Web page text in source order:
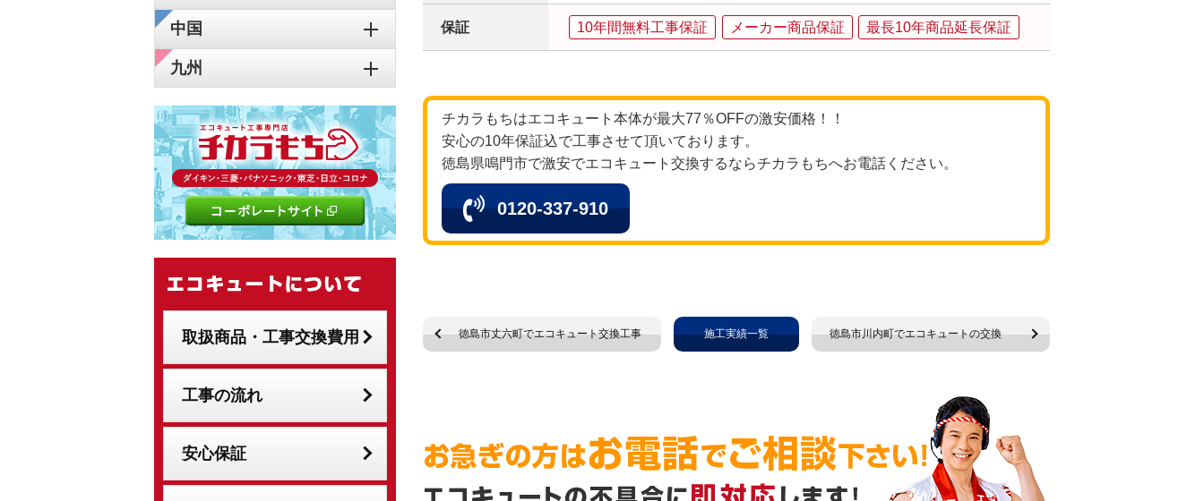
保証 10年間無料工事保証 メーカー商品保証 最長10年商品延長保証
チカラもちはエコキュート本体が最大77％OFFの激安価格！！
安心の10年保証込で工事させて頂いております。
徳島県鳴門市で激安でエコキュート交換するならチカラもちへお電話ください。
0120-337-910
徳島市丈六町でエコキュート交換工事 徳島市川内町でエコキュートの交換
施工実績一覧
中国
九州
取扱商品・工事交換費用
工事の流れ
安心保証